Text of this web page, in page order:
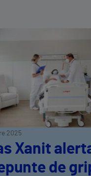
2025
Xanit
de